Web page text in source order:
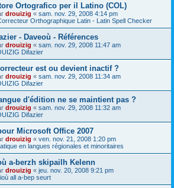
Ortografico per il Latino (COL)
drouizig « sam. nov. 29, 2008 4:14 pm
Orthographique Latin - Latin Spell Checker
- Daveoù - Références
drouizig « sam. nov. 29, 2008 11:47 am
Difazier
est ou devient inactif ?
drouizig « sam. nov. 29, 2008 11:34 am
Difazier
d'édition ne se maintient pas ?
drouizig « sam. nov. 29, 2008 11:32 am
Difazier
Microsoft Office 2007
drouizig « ven. nov. 21, 2008 1:20 pm
en langues régionales et minoritaires
a-berzh skipailh Kelenn
drouizig « jeu. nov. 20, 2008 9:21 pm
all a-bep seurt